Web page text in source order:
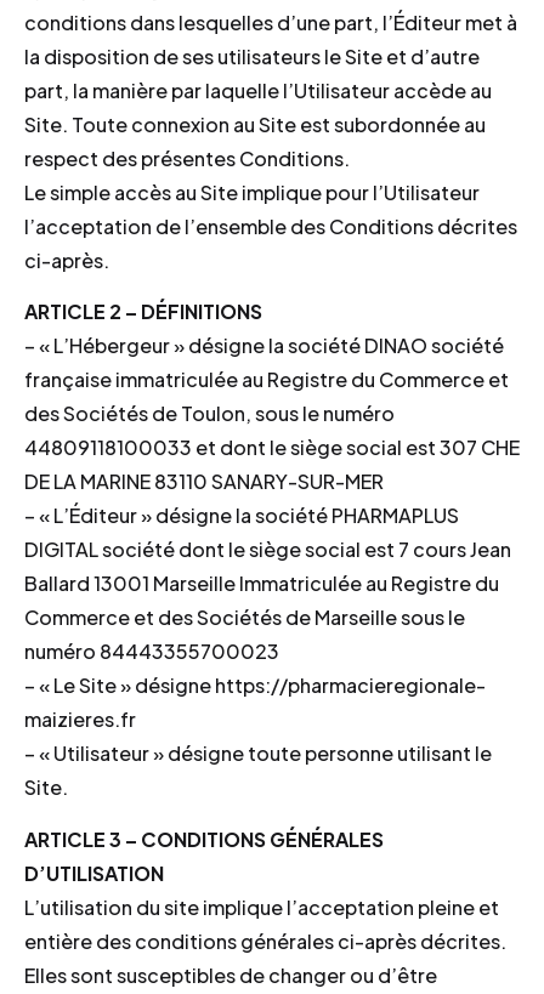
conditions dans lesquelles d’une part, l’Éditeur met à
la disposition de ses utilisateurs le Site et d’autre
part, la manière par laquelle l’Utilisateur accède au
Site. Toute connexion au Site est subordonnée au
respect des présentes Conditions.
Le simple accès au Site implique pour l’Utilisateur
l’acceptation de l’ensemble des Conditions décrites
ci-après.
ARTICLE 2 – DÉFINITIONS
– « L’Hébergeur » désigne la société DINAO société
française immatriculée au Registre du Commerce et
des Sociétés de Toulon, sous le numéro
44809118100033 et dont le siège social est 307 CHE
DE LA MARINE 83110 SANARY-SUR-MER
– « L’Éditeur » désigne la société PHARMAPLUS
DIGITAL société dont le siège social est 7 cours Jean
Ballard 13001 Marseille Immatriculée au Registre du
Commerce et des Sociétés de Marseille sous le
numéro 84443355700023
– « Le Site » désigne https://pharmacieregionale-
maizieres.fr
– « Utilisateur » désigne toute personne utilisant le
Site.
ARTICLE 3 – CONDITIONS GÉNÉRALES
D’UTILISATION
L’utilisation du site implique l’acceptation pleine et
entière des conditions générales ci-après décrites.
Elles sont susceptibles de changer ou d’être